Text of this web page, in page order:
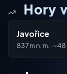
Hory
Javořice
837 m n. m. ·